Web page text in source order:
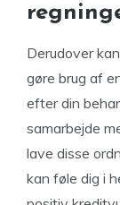
Derudover
gøre brug af
efter din
samarbejde
lave disse
kan føle dig i